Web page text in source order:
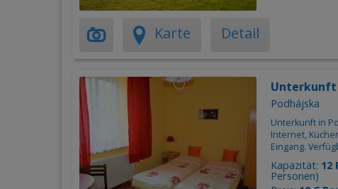
Karte Detail
Unterkunft
Podhájska
Unterkunft in
Internet,
Eingang.
Kapazität: 12
Personen)